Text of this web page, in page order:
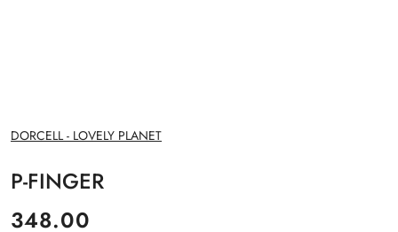
NAZWA
PRODUCENTA:
DORCELL - LOVELY PLANET
P-FINGER
cena:
348.00